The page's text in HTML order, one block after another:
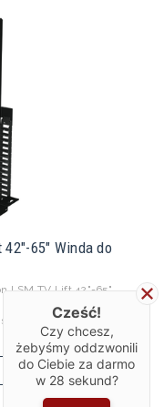
65" Winda do
LSM TV Lift 42"-65"
42 "-65" Zmotoryzowany
Cześć!
Czy chcesz,
żebyśmy oddzwonili
do Ciebie za darmo
w 28 sekund?